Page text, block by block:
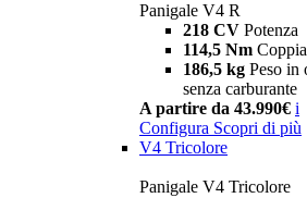
Panigale V4 R
218 CV Potenza
114,5 Nm Coppia
186,5 kg Peso in
senza carburante
A partire da 43.990€ i
Configura Scopri di più
V4 Tricolore
Panigale V4 Tricolore